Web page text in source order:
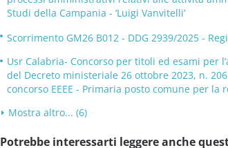
Studi della Campania - ‘Luigi Vanvitelli’
Scorrimento GM26 B012 - DDG 2939/2025 -
Usr Calabria- Concorso per titoli ed esami per
del Decreto ministeriale 26 ottobre 2023, n.
concorso EEEE - Primaria posto comune per
Mostra altro... (6)
Potrebbe interessarti leggere anche